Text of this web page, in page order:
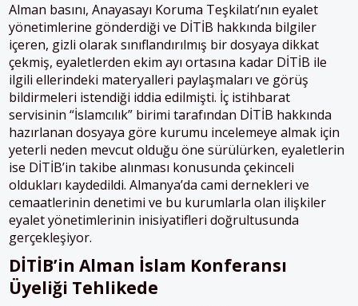
Alman basını, Anayasayı Koruma Teşkilatı’nın eyalet
yönetimlerine gönderdiği ve DİTİB hakkında bilgiler
içeren, gizli olarak sınıflandırılmış bir dosyaya dikkat
çekmiş, eyaletlerden ekim ayı ortasına kadar DİTİB ile
ilgili ellerindeki materyalleri paylaşmaları ve görüş
bildirmeleri istendiği iddia edilmişti. İç istihbarat
servisinin “İslamcılık” birimi tarafından DİTİB hakkında
hazırlanan dosyaya göre kurumu incelemeye almak için
yeterli neden mevcut olduğu öne sürülürken, eyaletlerin
ise DİTİB’in takibe alınması konusunda çekinceli
oldukları kaydedildi. Almanya’da cami dernekleri ve
cemaatlerinin denetimi ve bu kurumlarla olan ilişkiler
eyalet yönetimlerinin inisiyatifleri doğrultusunda
gerçekleşiyor.
DİTİB’in Alman İslam Konferansı
Üyeliği Tehlikede